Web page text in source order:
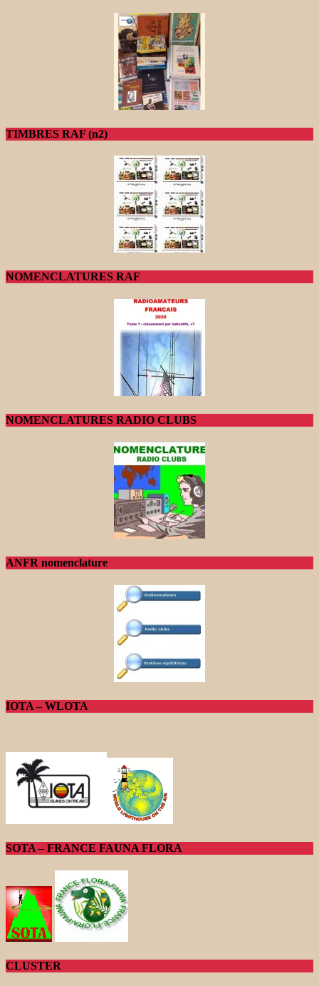
TIMBRES RAF (n2)
NOMENCLATURES RAF
NOMENCLATURES RADIO CLUBS
ANFR nomenclature
IOTA – WLOTA
SOTA – FRANCE FAUNA FLORA
CLUSTER